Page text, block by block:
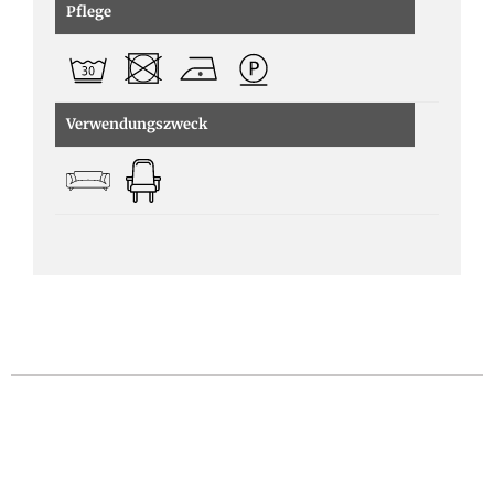
Pflege
Verwendungszweck